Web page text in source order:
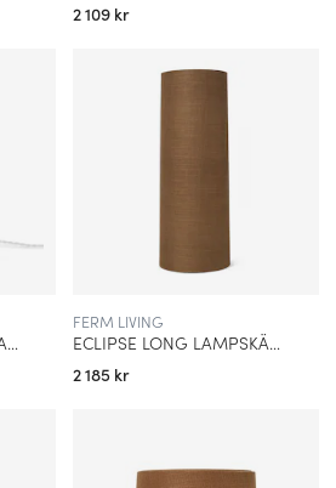
2 109 kr
HEBE MEDIUM BORDSLAMPA BENVIT
FERM LIVING
ECLIPSE LONG LAMPSKÄRM CURRY
2 185 kr